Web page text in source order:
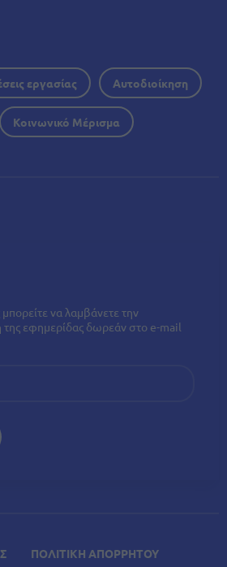
ΠΟΛΙΤΙΚΗ ΑΠΟΡΡΗΤΟΥ
εργασίας Αυτοδιοίκηση
Κοινωνικό Μέρισμα
να λαμβάνετε την
της εφημερίδας δωρεάν στο e-mail